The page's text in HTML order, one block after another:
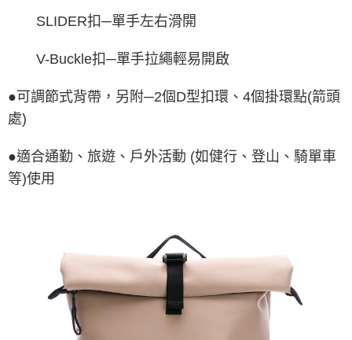
SLIDER扣─單手左右滑開
V-Buckle扣─單手拉繩輕易開啟
●可調節式背帶，另附─2個D型扣環、4個掛環點(箭頭
處)
●適合通勤、旅遊、戶外活動 (如健行、登山、騎單車
等)使用